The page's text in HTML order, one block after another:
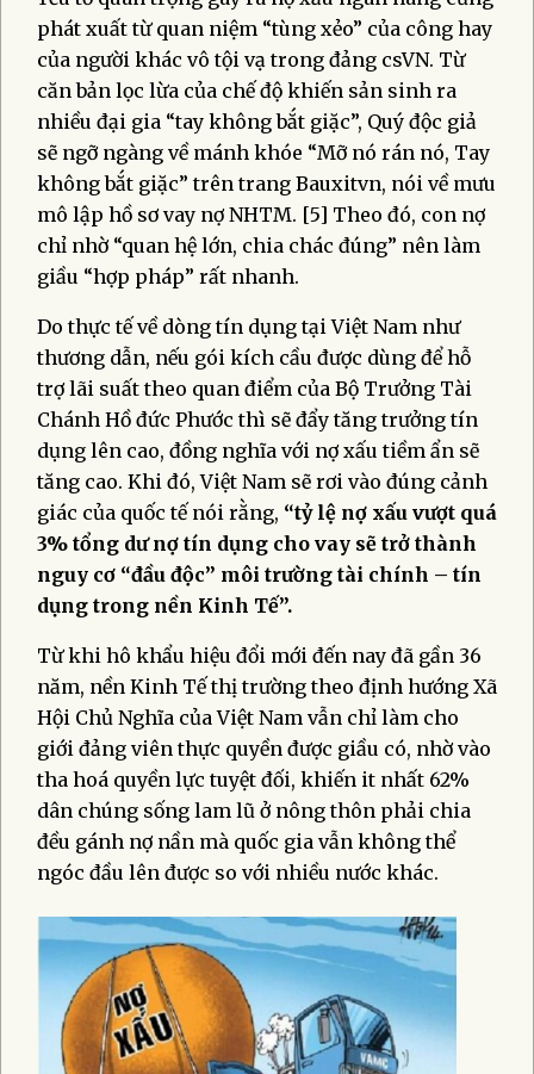
phát xuất từ quan niệm “tùng xẻo” của công hay
của người khác vô tội vạ trong đảng csVN. Từ
căn bản lọc lừa của chế độ khiến sản sinh ra
nhiều đại gia “tay không bắt giặc”, Quý độc giả
sẽ ngỡ ngàng về mánh khóe “Mỡ nó rán nó, Tay
không bắt giặc” trên trang Bauxitvn, nói về mưu
mô lập hồ sơ vay nợ NHTM. [5] Theo đó, con nợ
chỉ nhờ “quan hệ lớn, chia chác đúng” nên làm
giầu “hợp pháp” rất nhanh.
Do thực tế về dòng tín dụng tại Việt Nam như
thương dẫn, nếu gói kích cầu được dùng để hỗ
trợ lãi suất theo quan điểm của Bộ Trưởng Tài
Chánh Hồ đức Phước thì sẽ đẩy tăng trưởng tín
dụng lên cao, đồng nghĩa với nợ xấu tiềm ẩn sẽ
tăng cao. Khi đó, Việt Nam sẽ rơi vào đúng cảnh
giác của quốc tế nói rằng, “tỷ lệ nợ xấu vượt quá
3% tổng dư nợ tín dụng cho vay sẽ trở thành
nguy cơ “đầu độc” môi trường tài chính – tín
dụng trong nền Kinh Tế”.
Từ khi hô khẩu hiệu đổi mới đến nay đã gần 36
năm, nền Kinh Tế thị trường theo định hướng Xã
Hội Chủ Nghĩa của Việt Nam vẫn chỉ làm cho
giới đảng viên thực quyền được giầu có, nhờ vào
tha hoá quyền lực tuyệt đối, khiến it nhất 62%
dân chúng sống lam lũ ở nông thôn phải chia
đều gánh nợ nần mà quốc gia vẫn không thể
ngóc đầu lên được so với nhiều nước khác.